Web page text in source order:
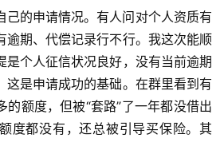
己的申请情况。有人问对个人资质有
逾期、代偿记录行不行。我这次能顺
是个人征信状况良好，没有当前逾期
这是申请成功的基础。在群里看到有
的额度，但被“套路”了一年都没借出
度都没有，还总被引导买保险。其